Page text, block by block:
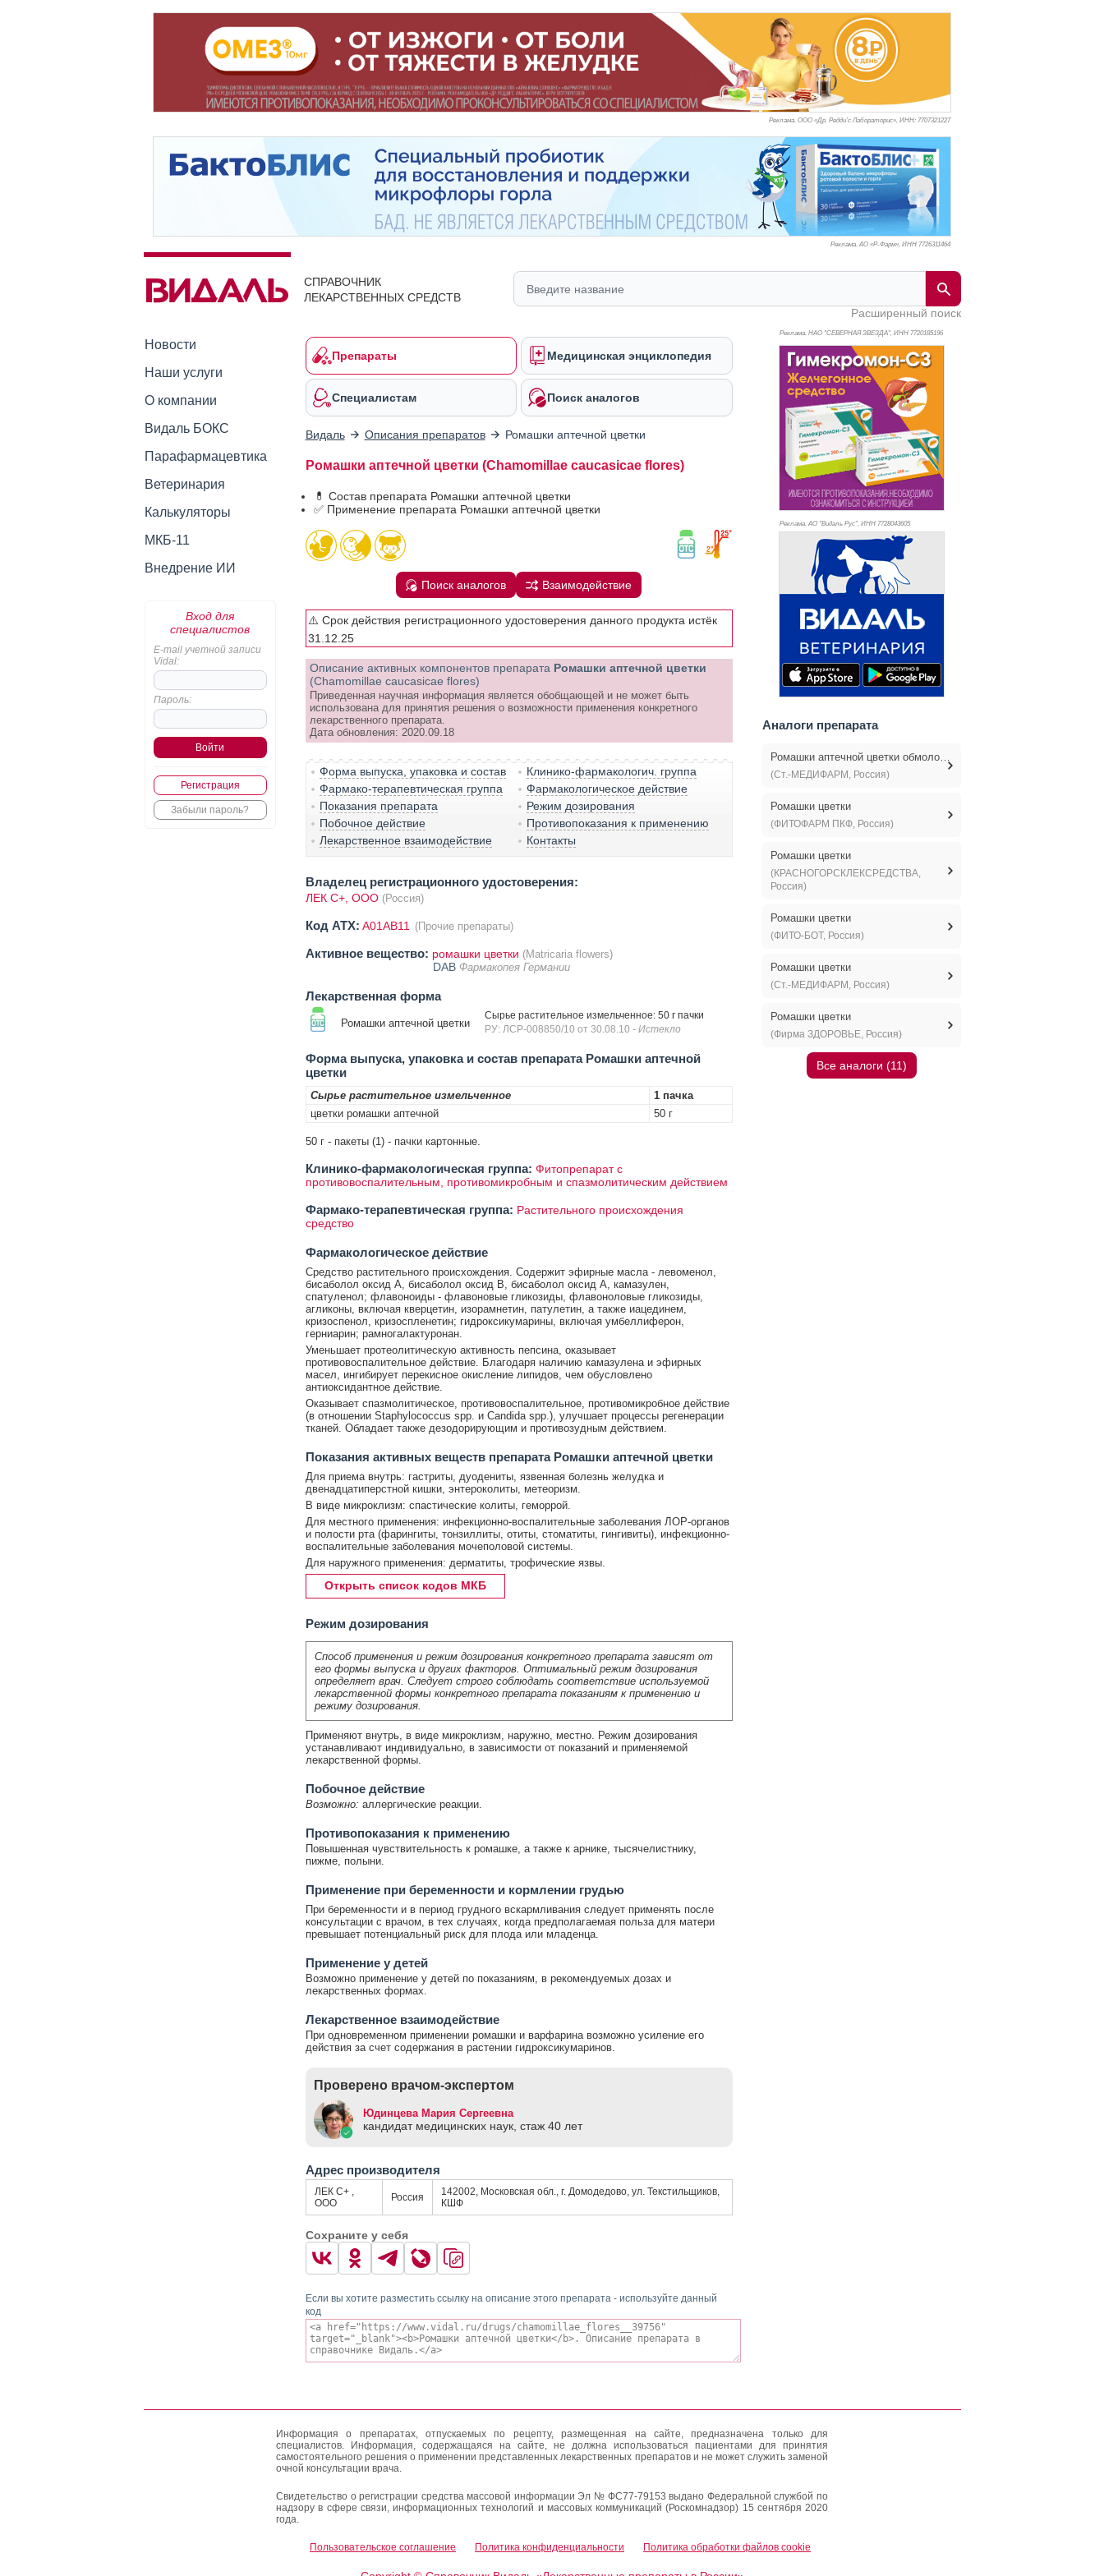
Реклама. ООО «Др. Редди’с Лабораторис», ИНН: 7707321227
Реклама. АО «Р-Фарм», ИНН 7726311464
СПРАВОЧНИК
ЛЕКАРСТВЕННЫХ СРЕДСТВ
Расширенный поиск
Новости
Наши услуги
О компании
Видаль БОКС
Парафармацевтика
Ветеринария
Калькуляторы
МКБ-11
Внедрение ИИ
Вход для
специалистов
E-mail учетной записи
Vidal:
Пароль:
Регистрация
Забыли пароль?
Препараты Медицинская энциклопедия
Специалистам Поиск аналогов
Видаль Описания препаратов Ромашки аптечной цветки
Ромашки аптечной цветки (Chamomillae caucasicae flores)
💊 Состав препарата Ромашки аптечной цветки
✅ Применение препарата Ромашки аптечной цветки
Поиск аналогов Взаимодействие
⚠️ Срок действия регистрационного удостоверения данного продукта истёк
31.12.25
Описание активных компонентов препарата Ромашки аптечной цветки
(Chamomillae caucasicae flores)
Приведенная научная информация является обобщающей и не может быть
использована для принятия решения о возможности применения конкретного
лекарственного препарата.
Дата обновления: 2020.09.18
Форма выпуска, упаковка и состав
Клинико-фармакологич. группа
Фармако-терапевтическая группа
Фармакологическое действие
Показания препарата
Режим дозирования
Побочное действие
Противопоказания к применению
Лекарственное взаимодействие
Контакты
Владелец регистрационного удостоверения:
ЛЕК С+, ООО (Россия)
Код ATX: A01AB11 (Прочие препараты)
Активное вещество: ромашки цветки (Matricaria flowers)
DAB Фармакопея Германии
Лекарственная форма
Ромашки аптечной цветки
Сырье растительное измельченное: 50 г пачки
РУ: ЛСР-008850/10 от 30.08.10 - Истекло
Форма выпуска, упаковка и состав препарата Ромашки аптечной
цветки
Сырье растительное измельченное
1 пачка
цветки ромашки аптечной
50 г
50 г - пакеты (1) - пачки картонные.
Клинико-фармакологическая группа: Фитопрепарат с
противовоспалительным, противомикробным и спазмолитическим действием
Фармако-терапевтическая группа: Растительного происхождения
средство
Фармакологическое действие
Средство растительного происхождения. Содержит эфирные масла - левоменол,
бисаболол оксид А, бисаболол оксид В, бисаболол оксид А, камазулен,
спатуленол; флавоноиды - флавоновые гликозиды, флавоноловые гликозиды,
агликоны, включая кверцетин, изорамнетин, патулетин, а также иацединем,
кризоспенол, кризоспленетин; гидроксикумарины, включая умбеллиферон,
герниарин; рамногалактуронан.
Уменьшает протеолитическую активность пепсина, оказывает
противовоспалительное действие. Благодаря наличию камазулена и эфирных
масел, ингибирует перекисное окисление липидов, чем обусловлено
антиоксидантное действие.
Оказывает спазмолитическое, противовоспалительное, противомикробное действие
(в отношении Staphylococcus spp. и Candida spp.), улучшает процессы регенерации
тканей. Обладает также дезодорирующим и противозудным действием.
Показания активных веществ препарата Ромашки аптечной цветки
Для приема внутрь: гастриты, дуодениты, язвенная болезнь желудка и
двенадцатиперстной кишки, энтероколиты, метеоризм.
В виде микроклизм: спастические колиты, геморрой.
Для местного применения: инфекционно-воспалительные заболевания ЛОР-органов
и полости рта (фарингиты, тонзиллиты, отиты, стоматиты, гингивиты), инфекционно-
воспалительные заболевания мочеполовой системы.
Для наружного применения: дерматиты, трофические язвы.
Открыть список кодов МКБ
Режим дозирования
Способ применения и режим дозирования конкретного препарата зависят от
его формы выпуска и других факторов. Оптимальный режим дозирования
определяет врач. Следует строго соблюдать соответствие используемой
лекарственной формы конкретного препарата показаниям к применению и
режиму дозирования.
Применяют внутрь, в виде микроклизм, наружно, местно. Режим дозирования
устанавливают индивидуально, в зависимости от показаний и применяемой
лекарственной формы.
Побочное действие
Возможно: аллергические реакции.
Противопоказания к применению
Повышенная чувствительность к ромашке, а также к арнике, тысячелистнику,
пижме, полыни.
Применение при беременности и кормлении грудью
При беременности и в период грудного вскармливания следует применять после
консультации с врачом, в тех случаях, когда предполагаемая польза для матери
превышает потенциальный риск для плода или младенца.
Применение у детей
Возможно применение у детей по показаниям, в рекомендуемых дозах и
лекарственных формах.
Лекарственное взаимодействие
При одновременном применении ромашки и варфарина возможно усиление его
действия за счет содержания в растении гидроксикумаринов.
Проверено врачом-экспертом
Юдинцева Мария Сергеевна
кандидат медицинских наук, стаж 40 лет
Адрес производителя
ЛЕК С+ ,
ООО
Россия
142002, Московская обл., г. Домодедово, ул. Текстильщиков,
КШФ
Сохраните у себя
Если вы хотите разместить ссылку на описание этого препарата - используйте данный
код
Реклама. НАО "СЕВЕРНАЯ ЗВЕЗДА", ИНН 7720185196
Реклама. АО "Видаль Рус", ИНН 7728043605
Аналоги препарата
Ромашки аптечной цветки обмолоченные
(Ст.-МЕДИФАРМ, Россия)
Ромашки цветки
(ФИТОФАРМ ПКФ, Россия)
Ромашки цветки
(КРАСНОГОРСКЛЕКСРЕДСТВА,
Россия)
Ромашки цветки
(ФИТО-БОТ, Россия)
Ромашки цветки
(Ст.-МЕДИФАРМ, Россия)
Ромашки цветки
(Фирма ЗДОРОВЬЕ, Россия)
Все аналоги (11)
Информация о препаратах, отпускаемых по рецепту, размещенная на сайте, предназначена только для
специалистов. Информация, содержащаяся на сайте, не должна использоваться пациентами для принятия
самостоятельного решения о применении представленных лекарственных препаратов и не может служить заменой
очной консультации врача.
Свидетельство о регистрации средства массовой информации Эл № ФС77-79153 выдано Федеральной службой по
надзору в сфере связи, информационных технологий и массовых коммуникаций (Роскомнадзор) 15 сентября 2020
года.
Пользовательское соглашение Политика конфиденциальности Политика обработки файлов cookie